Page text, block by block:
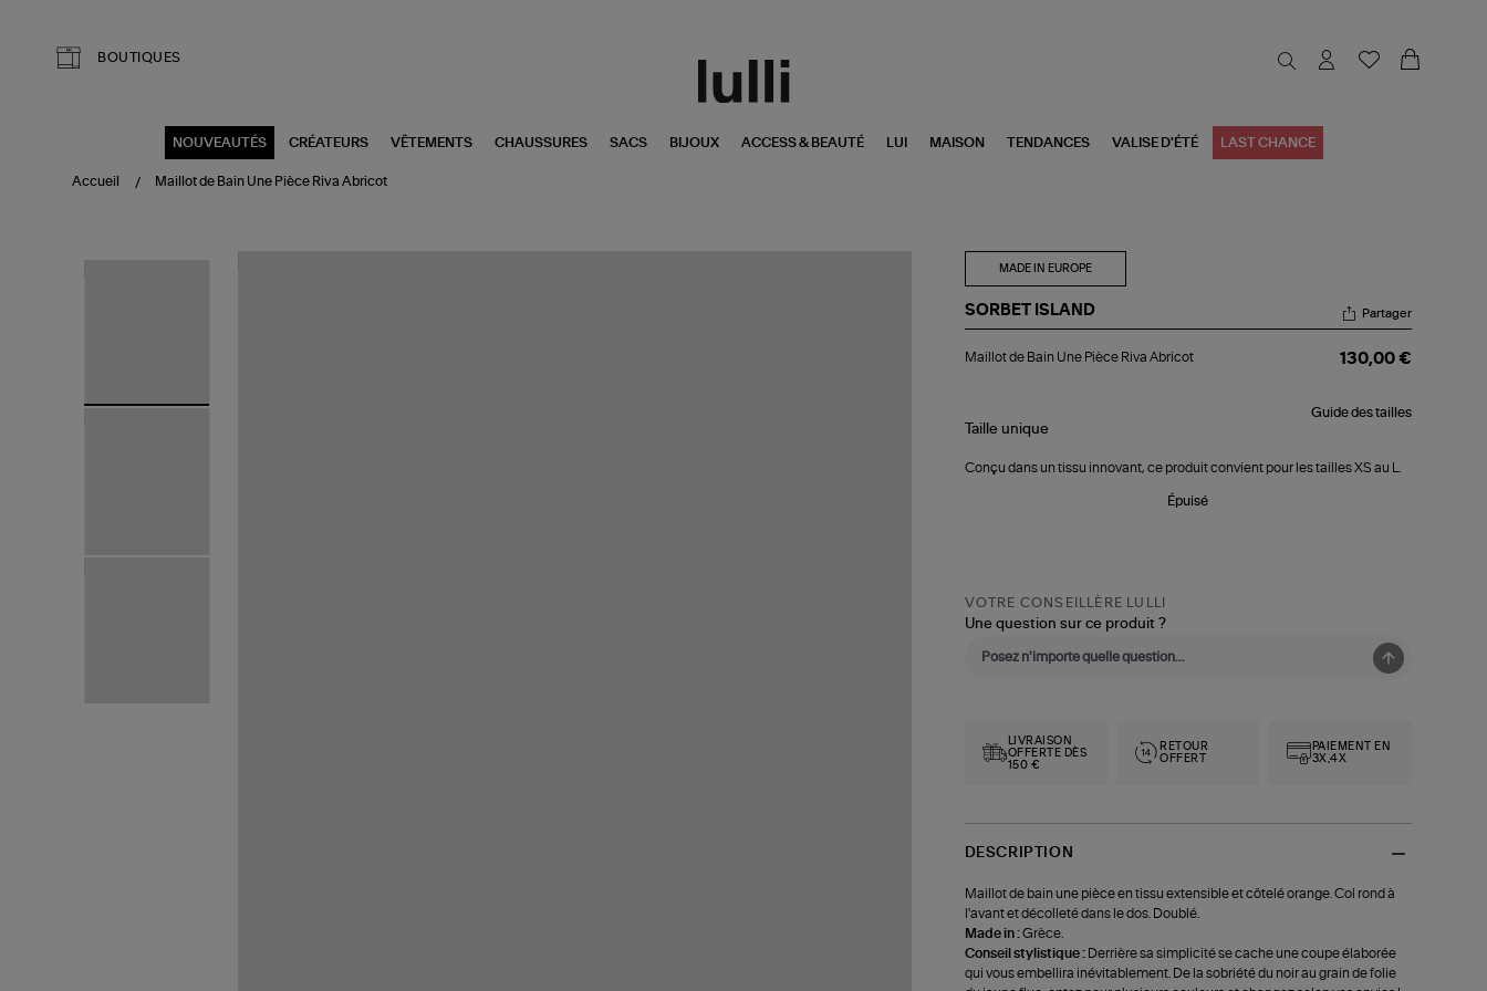
BOUTIQUES
NOUVEAUTÉS CRÉATEURS VÊTEMENTS CHAUSSURES SACS BIJOUX ACCESS & BEAUTÉ LUI MAISON TENDANCES VALISE D'ÉTÉ LAST CHANCE
Accueil Maillot de Bain Une Pièce Riva Abricot
MADE IN EUROPE
SORBET ISLAND
de
Riva
Partager
Maillot de Bain Une Pièce Riva Abricot 130,00 €
Guide des tailles
Taille unique
Conçu dans un tissu innovant, ce produit convient pour les tailles XS au L.
Épuisé
VOTRE CONSEILLÈRE LULLI
Une question sur ce produit ?
LIVRAISON
OFFERTE DÈS
150 €
RETOUR
OFFERT
PAIEMENT EN
3X,4X
DESCRIPTION
Maillot de bain une pièce en tissu extensible et côtelé orange. Col rond à
l'avant et décolleté dans le dos. Doublé.
Made in :Grèce.
Conseil stylistique : Derrière sa simplicité se cache une coupe élaborée
qui vous embellira inévitablement. De la sobriété du noir au grain de folie